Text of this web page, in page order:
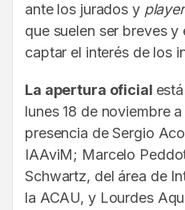
ante los jurados y
que suelen ser breves
captar el interés de los
La apertura oficial
lunes 18 de noviembre
presencia de Sergio
IAAviM; Marcelo
Schwartz, del área de
la ACAU, y Lourdes